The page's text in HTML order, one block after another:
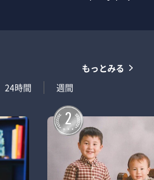
24時間 週間
もっとみる
2